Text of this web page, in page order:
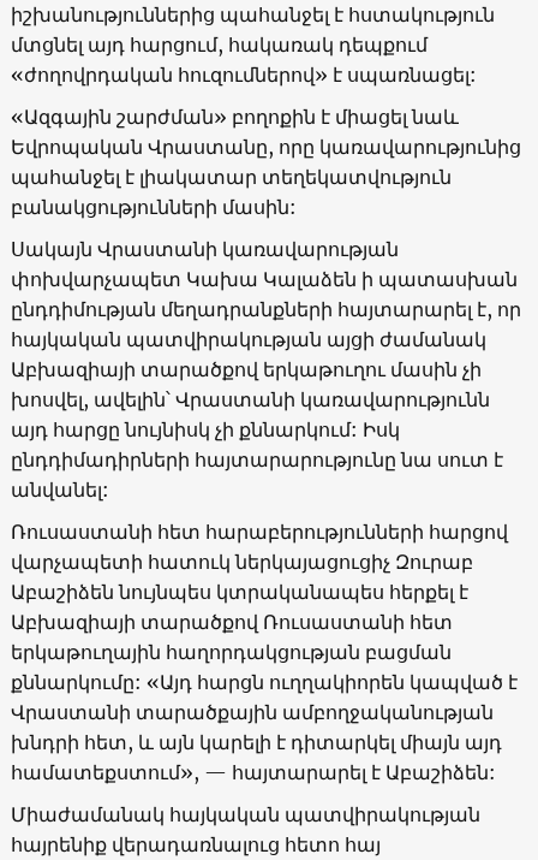
իշխանություններից պահանջել է հստակություն
մտցնել այդ հարցում, հակառակ դեպքում
«ժողովրդական հուզումներով» է սպառնացել:
«Ազգային շարժման» բողոքին է միացել նաև
Եվրոպական Վրաստանը, որը կառավարությունից
պահանջել է լիակատար տեղեկատվություն
բանակցությունների մասին:
Սակայն Վրաստանի կառավարության
փոխվարչապետ Կախա Կալաձեն ի պատասխան
ընդդիմության մեղադրանքների հայտարարել է, որ
հայկական պատվիրակության այցի ժամանակ
Աբխազիայի տարածքով երկաթուղու մասին չի
խոսվել, ավելին՝ Վրաստանի կառավարությունն
այդ հարցը նույնիսկ չի քննարկում: Իսկ
ընդդիմադիրների հայտարարությունը նա սուտ է
անվանել:
Ռուսաստանի հետ հարաբերությունների հարցով
վարչապետի հատուկ ներկայացուցիչ Զուրաբ
Աբաշիձեն նույնպես կտրականապես հերքել է
Աբխազիայի տարածքով Ռուսաստանի հետ
երկաթուղային հաղորդակցության բացման
քննարկումը: «Այդ հարցն ուղղակիորեն կապված է
Վրաստանի տարածքային ամբողջականության
խնդրի հետ, և այն կարելի է դիտարկել միայն այդ
համատեքստում», — հայտարարել է Աբաշիձեն:
Միաժամանակ հայկական պատվիրակության
հայրենիք վերադառնալուց հետո հայ